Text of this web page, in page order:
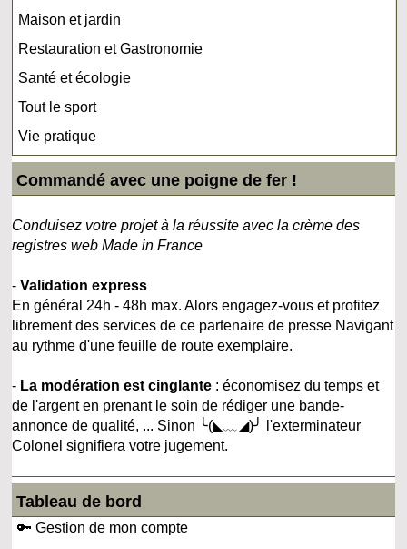
Maison et jardin
Restauration et Gastronomie
Santé et écologie
Tout le sport
Vie pratique
Commandé avec une poigne de fer !
Conduisez votre projet à la réussite avec la crème des
registres web Made in France
-Validation express
En général 24h - 48h max. Alors engagez-vous et profitez
librement des services de ce partenaire de presse Navigant
au rythme d'une feuille de route exemplaire.
- La modération est cinglante : économisez du temps et
de l'argent en prenant le soin de rédiger une bande-
annonce de qualité, ... Sinon ╰(◣﹏◢)╯ l'exterminateur
Colonel signifiera votre jugement.
Tableau de bord
🔑 Gestion de mon compte